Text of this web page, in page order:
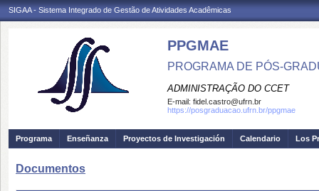
SIGAA - Sistema Integrado de Gestão de Atividades Acadêmicas
PPGMAE
PROGRAMA DE PÓS-
ADMINISTRAÇÃO DO CCET
E-mail: fidel.castro@ufrn.br
https://posgraduacao.ufrn.br/ppgmae
Programa Enseñanza Proyectos de Investigación Calendario Los
Documentos